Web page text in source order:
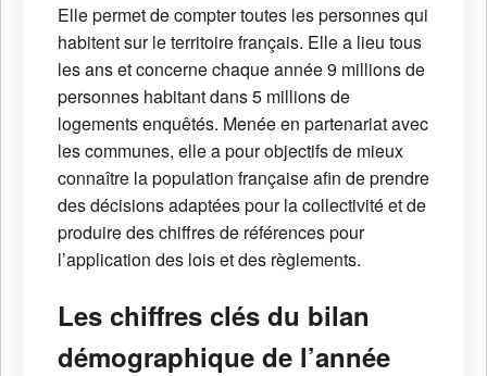
Elle permet de compter toutes les personnes qui
habitent sur le territoire français. Elle a lieu tous
les ans et concerne chaque année 9 millions de
personnes habitant dans 5 millions de
logements enquêtés. Menée en partenariat avec
les communes, elle a pour objectifs de mieux
connaître la population française afin de prendre
des décisions adaptées pour la collectivité et de
produire des chiffres de références pour
l’application des lois et des règlements.
Les chiffres clés du bilan
démographique de l’année